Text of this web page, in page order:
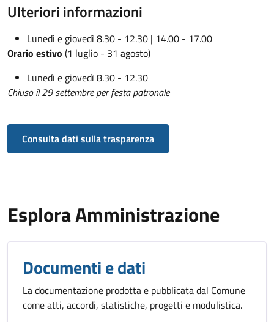
Ulteriori informazioni
Lunedì e giovedì 8.30 - 12.30 | 14.00 - 17.00
Orario estivo (1 luglio - 31 agosto)
Lunedì e giovedì 8.30 - 12.30
Chiuso il 29 settembre per festa patronale
Consulta dati sulla trasparenza
Esplora Amministrazione
Documenti e dati
La documentazione prodotta e pubblicata dal Comune
come atti, accordi, statistiche, progetti e modulistica.